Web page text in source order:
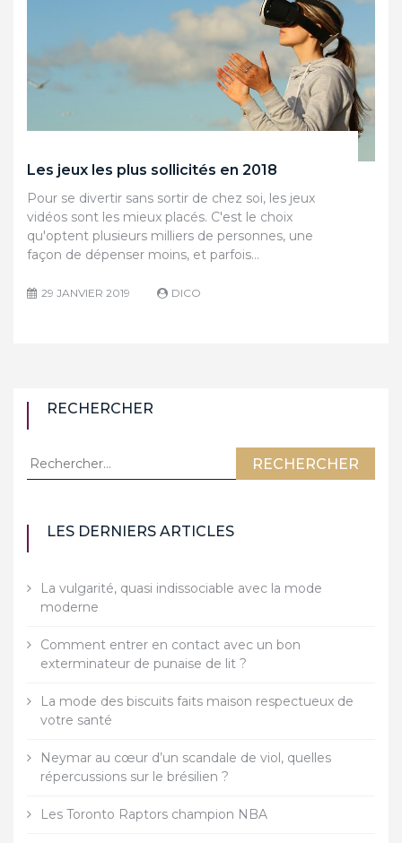
Les jeux les plus sollicités en 2018
Pour se divertir sans sortir de chez soi, les jeux
vidéos sont les mieux placés. C'est le choix
qu'optent plusieurs milliers de personnes, une
façon de dépenser moins, et parfois…
29 JANVIER 2019 DICO
RECHERCHER
Rechercher :
LES DERNIERS ARTICLES
La vulgarité, quasi indissociable avec la mode
moderne
Comment entrer en contact avec un bon
exterminateur de punaise de lit ?
La mode des biscuits faits maison respectueux de
votre santé
Neymar au cœur d’un scandale de viol, quelles
répercussions sur le brésilien ?
Les Toronto Raptors champion NBA